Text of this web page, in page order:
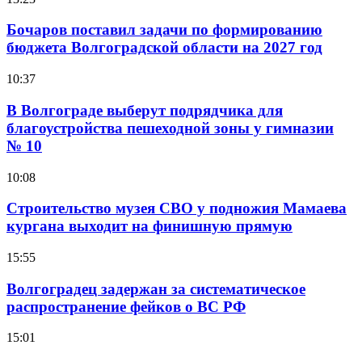
Бочаров поставил задачи по формированию
бюджета Волгоградской области на 2027 год
10:37
В Волгограде выберут подрядчика для
благоустройства пешеходной зоны у гимназии
№ 10
10:08
Строительство музея СВО у подножия Мамаева
кургана выходит на финишную прямую
15:55
Волгоградец задержан за систематическое
распространение фейков о ВС РФ
15:01